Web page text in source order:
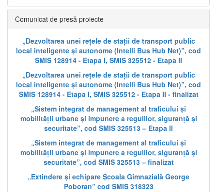
Comunicat de presă proiecte
„Dezvoltarea unei rețele de stații de transport public
local inteligente și autonome (Intelli Bus Hub Net)”, cod
SMIS 128914 - Etapa I, SMIS 325512 - Etapa II
„Dezvoltarea unei rețele de stații de transport public
local inteligente și autonome (Intelli Bus Hub Net)”, cod
SMIS 128914 - Etapa I, SMIS 325512 - Etapa II - finalizat
„Sistem integrat de management al traficului și
mobilității urbane și impunere a regulilor, siguranță și
securitate”, cod SMIS 325513 – Etapa II
„Sistem integrat de management al traficului și
mobilității urbane și impunere a regulilor, siguranță și
securitate”, cod SMIS 325513 – finalizat
„Extindere și echipare Școala Gimnazială George
Poboran” cod SMIS 318323